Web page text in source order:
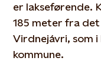
er lakseførende.
185 meter fra
Virdnejávri, som
kommune.